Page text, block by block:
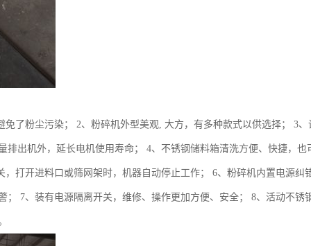
了粉尘污染； 2、粉碎机外型美观, 大方，有多种款式以供选择； 3、
排出机外，延长电机使用寿命； 4、不锈钢储料箱清洗方便、快捷，也
打开进料口或筛网架时，机器自动停止工作； 6、粉碎机内置电源纠
7、装有电源隔离开关，维修、操作更加方便、安全； 8、活动不锈